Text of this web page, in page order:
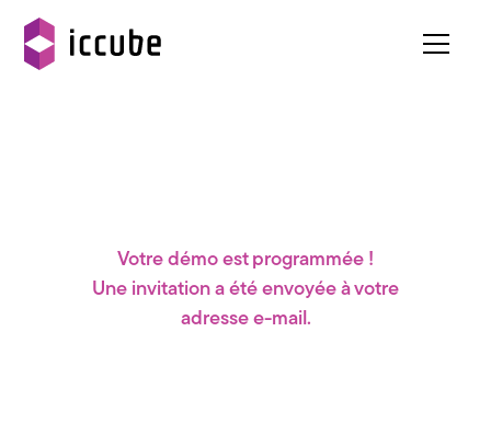
Votre démo est programmée !
Une invitation a été envoyée à votre
adresse e-mail.